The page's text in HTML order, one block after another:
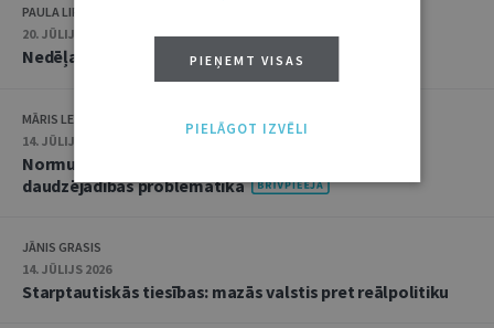
PAULA LIPE
20. JŪLIJS 2026 • 16:05
Nedēļas notikumu apskats: 13.–17. jūlijs
MĀRIS LEJA
14. JŪLIJS 2026
Normu konkurences un noziedzīgu nodarījumu
daudzējādības problemātika
JĀNIS GRASIS
14. JŪLIJS 2026
Starptautiskās tiesības: mazās valstis pret reālpolitiku
PIEŅEMT VISAS
PIELĀGOT IZVĒLI